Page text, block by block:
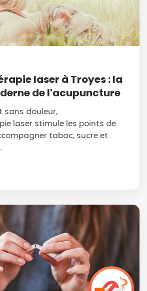
laser à Troyes : la
de l'acupuncture
sans douleur,
laser stimule les points de
tabac, sucre et